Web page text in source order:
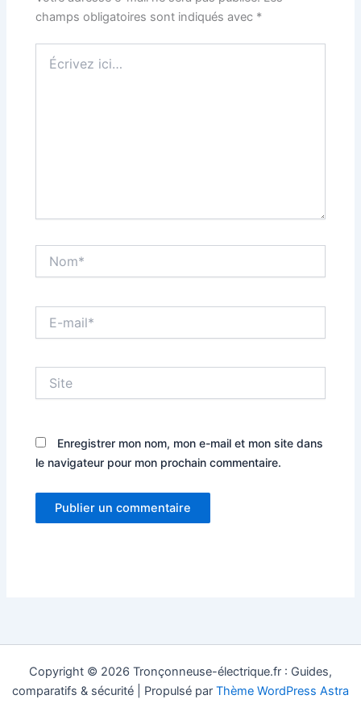
champs obligatoires sont indiqués avec *
ici…
mail*
Enregistrer mon nom, mon e-mail et mon site dans
le navigateur pour mon prochain commentaire.
Copyright © 2026 Tronçonneuse-électrique.fr : Guides,
comparatifs & sécurité | Propulsé par Thème WordPress Astra